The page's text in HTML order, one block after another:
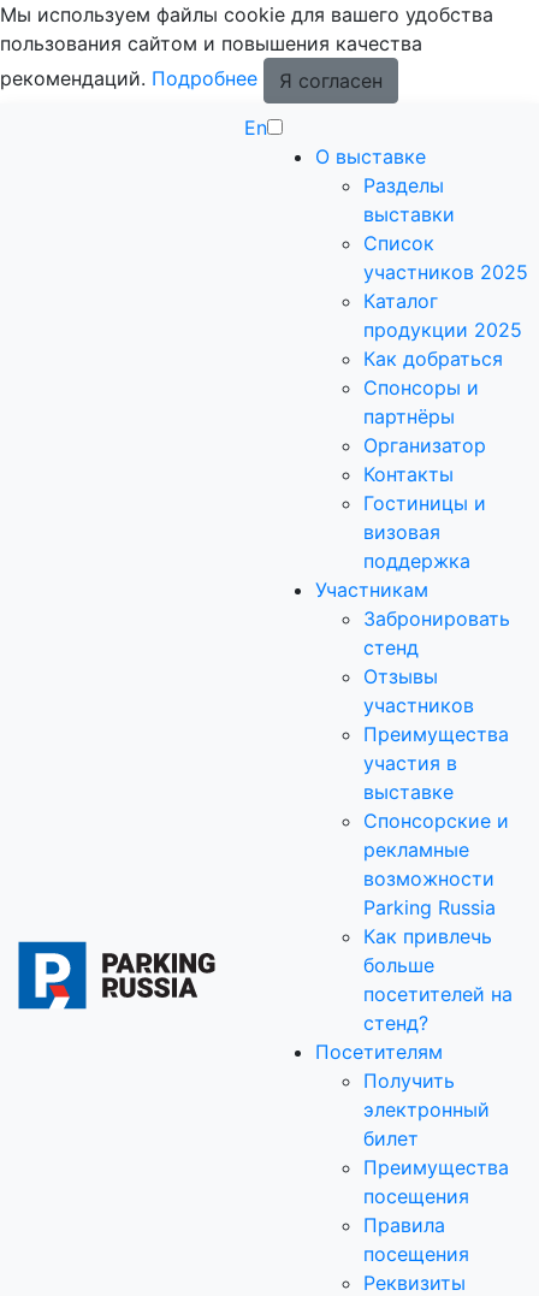
Мы используем файлы cookie для вашего удобства
пользования сайтом и повышения качества
рекомендаций. Подробнее
Я согласен
En
О выставке
Разделы
выставки
Список
участников 2025
Каталог
продукции 2025
Как добраться
Спонсоры и
партнёры
Организатор
Контакты
Гостиницы и
визовая
поддержка
Участникам
Забронировать
стенд
Отзывы
участников
Преимущества
участия в
выставке
Спонсорские и
рекламные
возможности
Parking Russia
Как привлечь
больше
посетителей на
стенд?
Посетителям
Получить
электронный
билет
Преимущества
посещения
Правила
посещения
Реквизиты